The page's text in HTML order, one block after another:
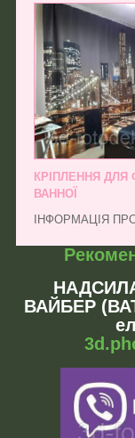
КРІПЛЕННЯ
ВАННОЇ
ІНФОРМАЦІЯ
ВАЙБЕР